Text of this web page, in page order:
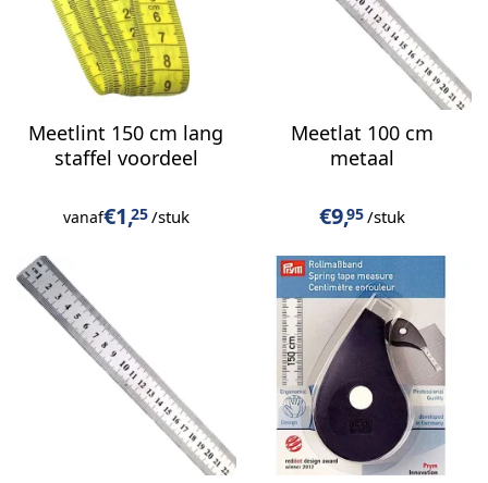
Meetlint 150 cm lang
staffel voordeel
vanaf€1,25/stuk
Meetlat 100 cm
metaal
€9,95/stuk